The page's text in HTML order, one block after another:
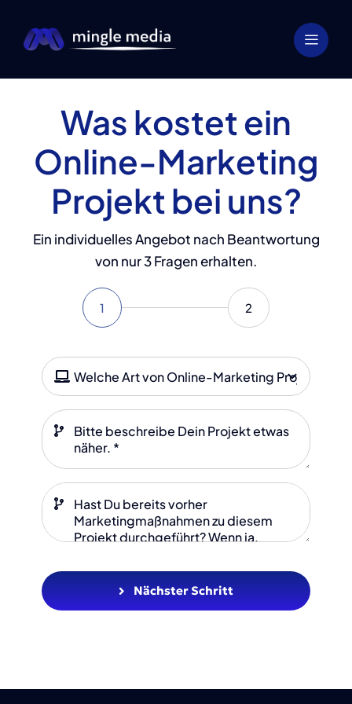
Inhalt
springen
Was kostet ein
Online-Marketing
Projekt bei uns?
Ein individuelles Angebot nach Beantwortung
von nur 3 Fragen erhalten.
Current
1
Step
2
Step
Nächster Schritt